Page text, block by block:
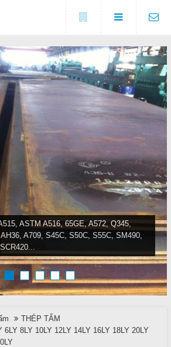
ASTM A516, 65GE, A572, Q345,
A709, S45C, S50C, S55C, SM490,
THÉP TẤM
8LY 10LY 12LY 14LY 16LY 18LY 20LY
LIÊN HỆ
Địa chỉ
Số 5A, KCX Linh Trung 1, P
Linh Trung, TP. Thủ Đức, TP.
HCM
0937682789
(0274) 3729 333
COPYRIGHT 2016. ALL RIGHTS RESERVED